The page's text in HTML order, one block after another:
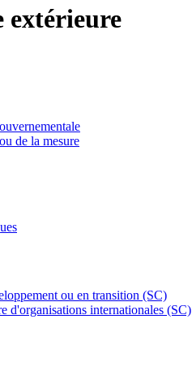
extérieure
de la mesure
ou en transition (SC)
d'organisations internationales (SC)